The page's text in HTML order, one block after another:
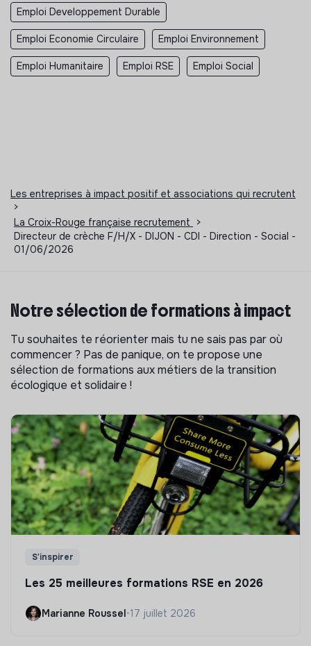
Emploi Developpement Durable
Emploi Economie Circulaire Emploi Environnement
Emploi Humanitaire Emploi RSE Emploi Social
Les entreprises à impact positif et associations qui recrutent
>
La Croix-Rouge française recrutement
>
Directeur de crèche F/H/X - DIJON - CDI - Direction - Social -
01/06/2026
Notre sélection de formations à impact
Tu souhaites te réorienter mais tu ne sais pas par où
commencer ? Pas de panique, on te propose une
sélection de formations aux métiers de la transition
écologique et solidaire !
S'inspirer
Les 25 meilleures formations RSE en 2026
Marianne Roussel•17 juillet 2026